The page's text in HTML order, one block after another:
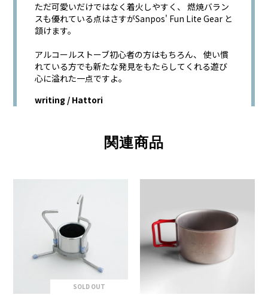
ただ可愛いだけではなく着火しやすく、 燃焼バラン
スも優れている点はさすがSanpos' Fun Lite Gear と
頷けます。
アルコールストーブ初心者の方はもちろん、 使い慣
れている方でも新たな発見をもたらしてくれる遊び
心に溢れた一点ですよ。
writing / Hattori
関連商品
SOLD OUT